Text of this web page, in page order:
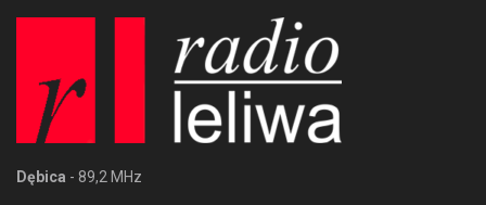
Dębica - 89,2 MHz